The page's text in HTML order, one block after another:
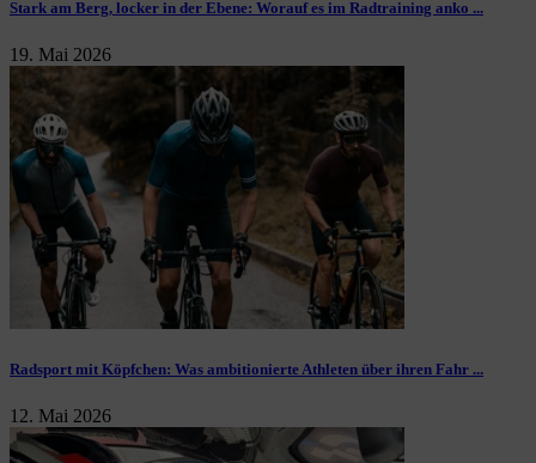
Stark am Berg, locker in der Ebene: Worauf es im Radtraining anko ...
19. Mai 2026
Radsport mit Köpfchen: Was ambitionierte Athleten über ihren Fahr ...
12. Mai 2026